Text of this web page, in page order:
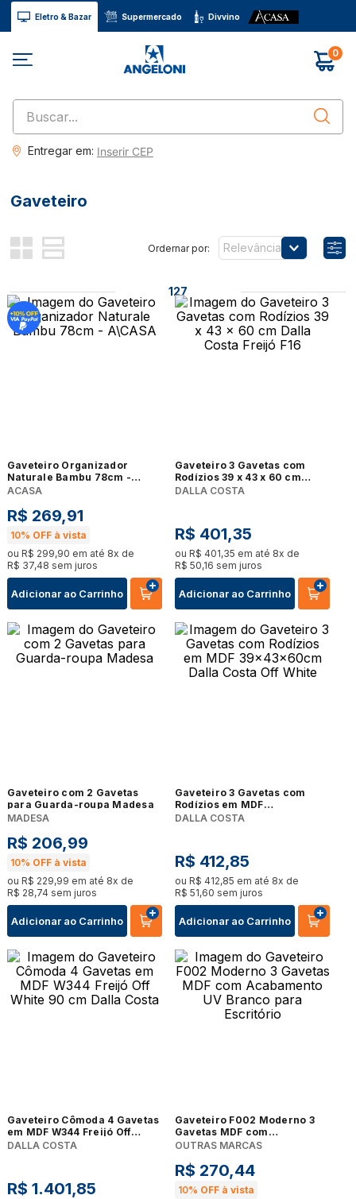
Eletro & Bazar Supermercado Divvino
0
Buscar...
Entregar em: Inserir CEP
Gaveteiro
Relevância
127
Gaveteiro Organizador
Naturale Bambu 78cm -
A\CASA
ACASA
R$ 269,91
10% OFF à vista
ou R$ 299,90 em até 8x de
R$ 37,48 sem juros
Adicionar ao Carrinho
Gaveteiro 3 Gavetas com
Rodízios 39 x 43 x 60 cm
Dalla Costa Freijó F16
DALLA COSTA
R$ 401,35
ou R$ 401,35 em até 8x de
R$ 50,16 sem juros
Adicionar ao Carrinho
Gaveteiro com 2 Gavetas
para Guarda-roupa Madesa
MADESA
R$ 206,99
10% OFF à vista
ou R$ 229,99 em até 8x de
R$ 28,74 sem juros
Adicionar ao Carrinho
Gaveteiro 3 Gavetas com
Rodízios em MDF
39x43x60cm Dalla Costa Off
DALLA COSTA
R$ 412,85
ou R$ 412,85 em até 8x de
R$ 51,60 sem juros
Adicionar ao Carrinho
Gaveteiro Cômoda 4 Gavetas
em MDF W344 Freijó Off
White 90 cm Dalla Costa
DALLA COSTA
R$ 1.401,85
Gaveteiro F002 Moderno 3
Gavetas MDF com
Acabamento UV Branco para
OUTRAS MARCAS
R$ 270,44
10% OFF à vista